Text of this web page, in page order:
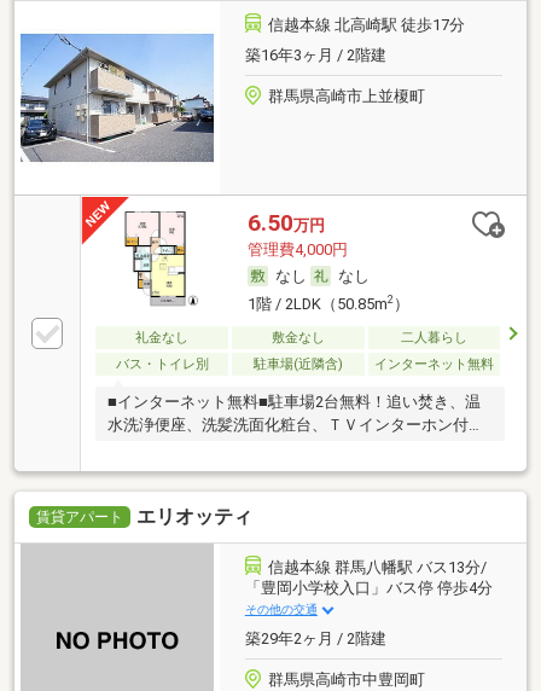
信越本線 北高崎駅 徒歩17分
築16年3ヶ月 / 2階建
群馬県高崎市上並榎町
6.50万円
管理費4,000円
なし
なし
1階 / 2LDK（50.85m2）
礼金なし 敷金なし
二人暮らし
バス・トイレ別
駐車場(近隣含) インターネット無料
■インターネット無料■駐車場2台無料！追い焚き、温
水洗浄便座、洗髪洗面化粧台、ＴＶインターホン付
賃貸アパート エリオッティ
信越本線 群馬八幡駅 バス13分/
「豊岡小学校入口」バス停 停歩4分
その他の交通
築29年2ヶ月 / 2階建
群馬県高崎市中豊岡町